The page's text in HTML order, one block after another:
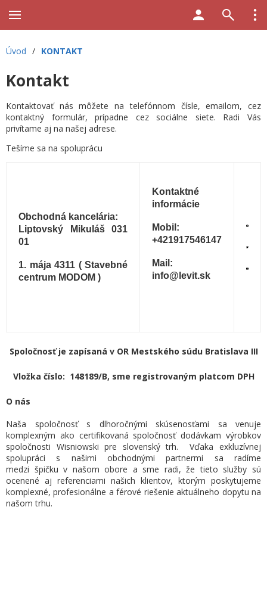
Úvod / KONTAKT
Kontakt
Kontaktovať nás môžete na telefónnom čísle, emailom, cez
kontaktný formulár, prípadne cez sociálne siete. Radi Vás
privítame aj na našej adrese.
Tešíme sa na spoluprácu
Obchodná kancelária:
Liptovský Mikuláš 031
01
1. mája 4311 ( Stavebné
centrum MODOM )
Kontaktné
informácie
Mobil:
+421917546147
Mail:
info@levit.sk
Spoločnosť je zapísaná v OR Mestského súdu Bratislava III
Vložka číslo: 148189/B, sme registrovaným platcom DPH
O nás
Naša spoločnosť s dlhoročnými skúsenosťami sa venuje
komplexným ako certifikovaná spoločnosť dodávkam výrobkov
spoločnosti Wisniowski pre slovenský trh. Vďaka exkluzívnej
spolupráci s našimi obchodnými partnermi sa radíme
medzi špičku v našom obore a sme radi, že tieto služby sú
ocenené aj referenciami našich klientov, ktorým poskytujeme
komplexné, profesionálne a férové riešenie aktuálneho dopytu na
našom trhu.